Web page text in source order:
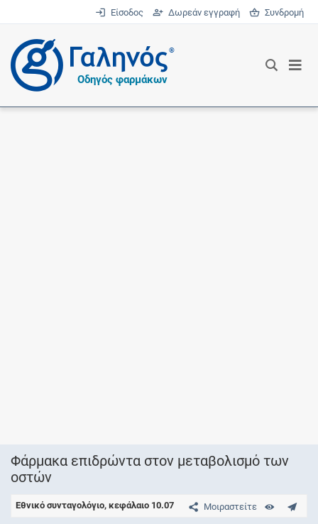
Είσοδος Δωρεάν εγγραφή Συνδρομή
®
Οδηγός φαρμάκων
Φάρμακα επιδρώντα στον μεταβολισμό των
οστών
Μοιραστείτε
Εθνικό συνταγολόγιο, κεφάλαιο 10.07